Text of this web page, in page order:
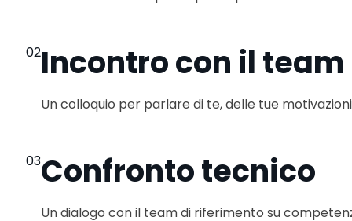
02Incontro con il team
Un colloquio per parlare di te, delle tue
03Confronto tecnico
Un dialogo con il team di riferimento su